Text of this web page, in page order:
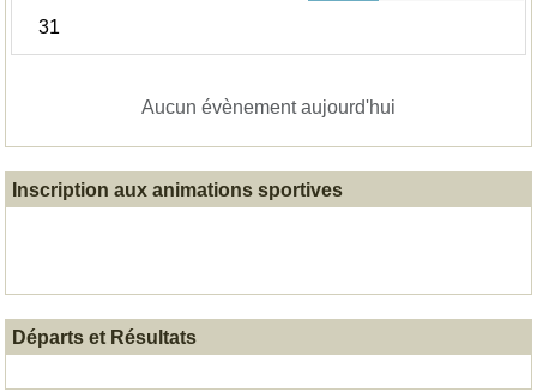
31
Aucun évènement aujourd'hui
Inscription aux animations sportives
Départs et Résultats